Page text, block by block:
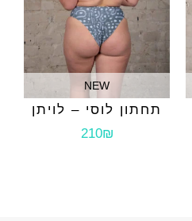
NEW
תחתון לוסי – לויתן
210₪